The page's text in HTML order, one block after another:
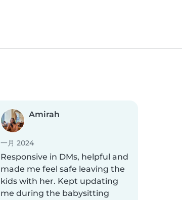
Amirah
一月 2024
Responsive in DMs, helpful and
made me feel safe leaving the
kids with her. Kept updating
me during the babysitting